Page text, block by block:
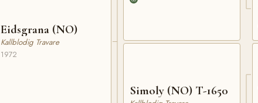
Eidsgrana (NO)
Kallblodig Travare
1972
Simoly (NO) T-1650